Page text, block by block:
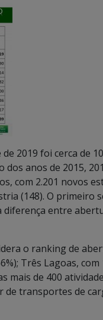
2019 foi cerca de
anos de 2015,
com 2.201 novos
(148). O
diferença entre
o ranking de
Três Lagoas, com
mais de 400
transportes de